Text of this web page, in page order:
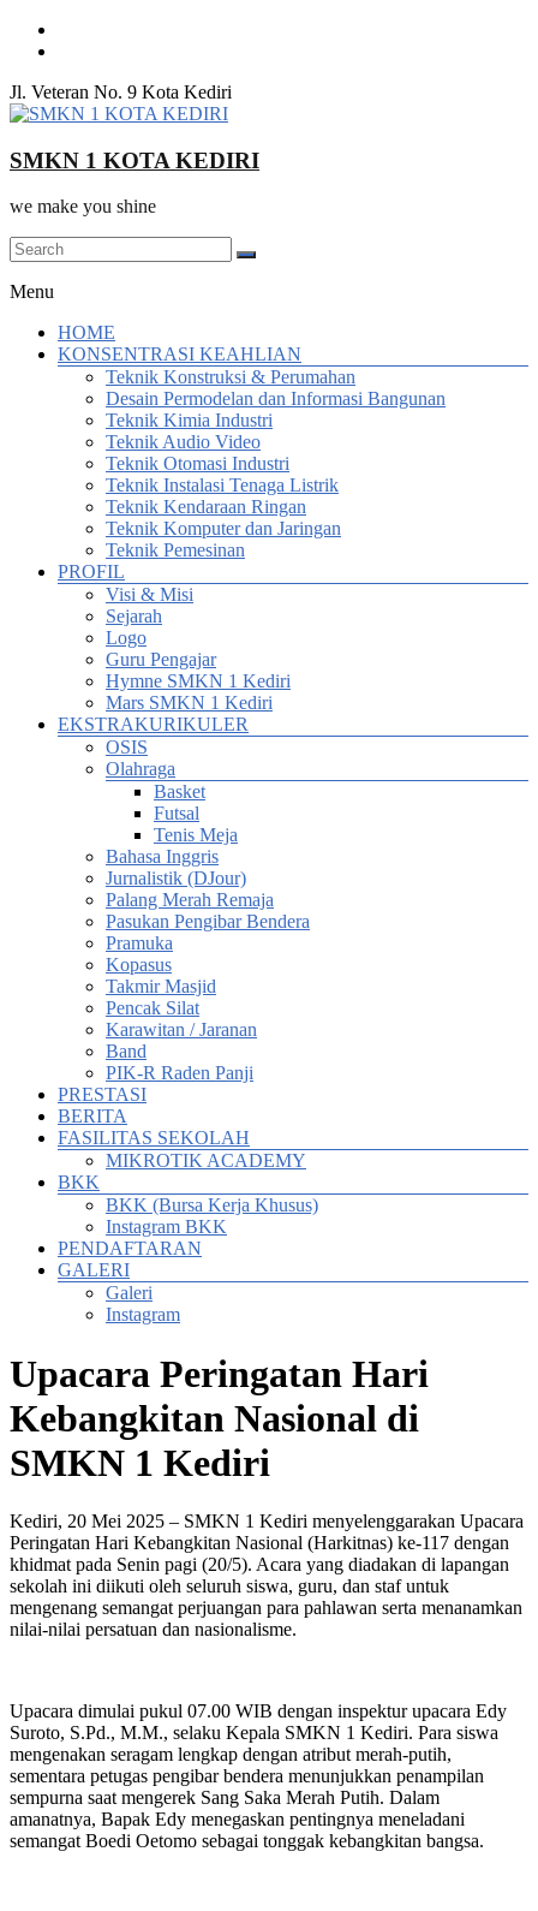
Skip
Jl. Veteran No. 9 Kota Kediri
SMKN 1 KOTA KEDIRI
we make you shine
Menu
HOME
KONSENTRASI KEAHLIAN
Teknik Konstruksi & Perumahan
Desain Permodelan dan Informasi Bangunan
Teknik Kimia Industri
Teknik Audio Video
Teknik Otomasi Industri
Teknik Instalasi Tenaga Listrik
Teknik Kendaraan Ringan
Teknik Komputer dan Jaringan
Teknik Pemesinan
PROFIL
Visi & Misi
Sejarah
Logo
Guru Pengajar
Hymne SMKN 1 Kediri
Mars SMKN 1 Kediri
EKSTRAKURIKULER
OSIS
Olahraga
Basket
Futsal
Tenis Meja
Bahasa Inggris
Jurnalistik (DJour)
Palang Merah Remaja
Pasukan Pengibar Bendera
Pramuka
Kopasus
Takmir Masjid
Pencak Silat
Karawitan / Jaranan
Band
PIK-R Raden Panji
PRESTASI
BERITA
FASILITAS SEKOLAH
MIKROTIK ACADEMY
BKK
BKK (Bursa Kerja Khusus)
Instagram BKK
PENDAFTARAN
GALERI
Galeri
Instagram
Upacara Peringatan Hari
Kebangkitan Nasional di
SMKN 1 Kediri
Kediri, 20 Mei 2025 – SMKN 1 Kediri menyelenggarakan Upacara
Peringatan Hari Kebangkitan Nasional (Harkitnas) ke-117 dengan
khidmat pada Senin pagi (20/5). Acara yang diadakan di lapangan
sekolah ini diikuti oleh seluruh siswa, guru, dan staf untuk
mengenang semangat perjuangan para pahlawan serta menanamkan
nilai-nilai persatuan dan nasionalisme.
Upacara dimulai pukul 07.00 WIB dengan inspektur upacara Edy
Suroto, S.Pd., M.M., selaku Kepala SMKN 1 Kediri. Para siswa
mengenakan seragam lengkap dengan atribut merah-putih,
sementara petugas pengibar bendera menunjukkan penampilan
sempurna saat mengerek Sang Saka Merah Putih. Dalam
amanatnya, Bapak Edy menegaskan pentingnya meneladani
semangat Boedi Oetomo sebagai tonggak kebangkitan bangsa.